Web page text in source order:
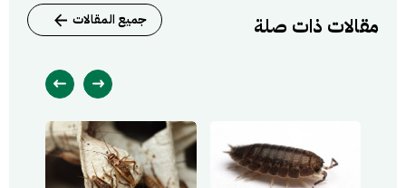
مقالات ذات صلة جميع المقالات